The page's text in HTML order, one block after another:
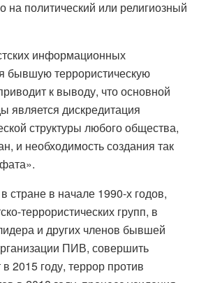
на политический или религиозный
информационных
бывшую террористическую
к выводу, что основной
является дискредитация
структуры любого общества,
и необходимость создания так
стране в начале 1990-х годов,
террористических групп, в
и других членов бывшей
ПИВ, совершить
2015 году, террор против